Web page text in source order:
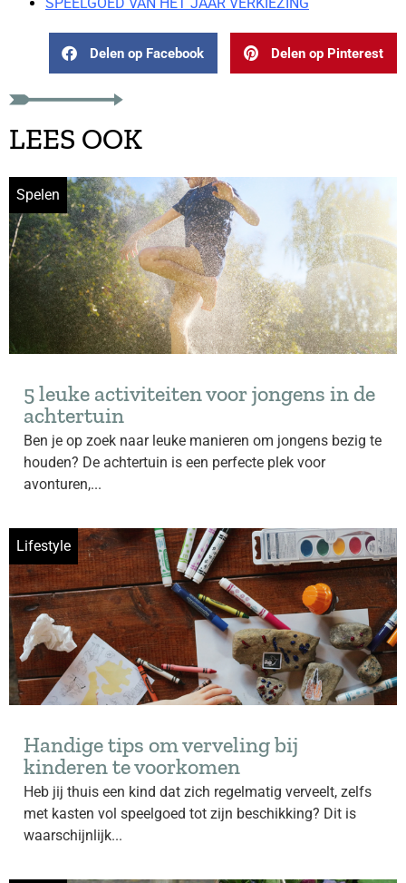
Delen op Facebook Delen op Pinterest
LEES OOK
Spelen
5 leuke activiteiten voor jongens in de
achtertuin
Ben je op zoek naar leuke manieren om jongens bezig te
houden? De achtertuin is een perfecte plek voor
avonturen,...
Lifestyle
Handige tips om verveling bij
kinderen te voorkomen
Heb jij thuis een kind dat zich regelmatig verveelt, zelfs
met kasten vol speelgoed tot zijn beschikking? Dit is
waarschijnlijk...